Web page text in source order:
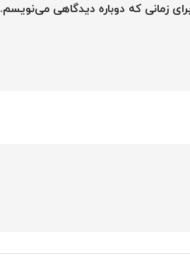
زمانی که دوباره دیدگاهی می‌نویسم.